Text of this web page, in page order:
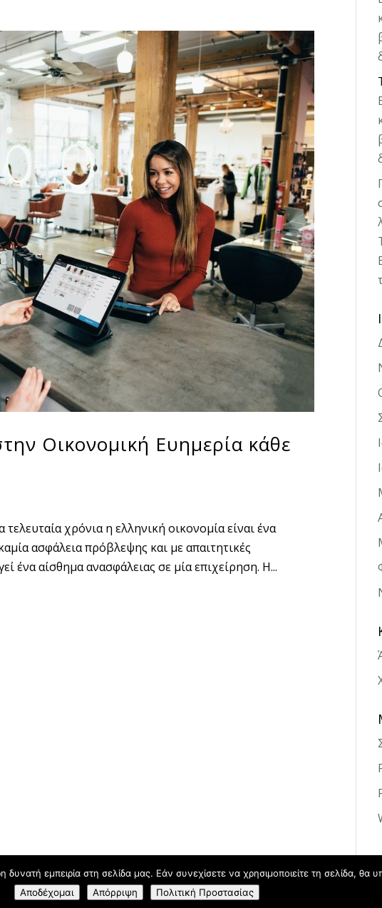
Οικονομική Ευημερία κάθε
χρόνια η ελληνική οικονομία είναι ένα
ασφάλεια πρόβλεψης και με απαιτητικές
ένα αίσθημα ανασφάλειας σε μία επιχείρηση. Η...
εμπειρία στη σελίδα μας. Εάν συνεχίσετε να χρησιμοποιείτε τη σελίδα,
Αποδέχομαι
Απόρριψη Πολιτική Προστασίας